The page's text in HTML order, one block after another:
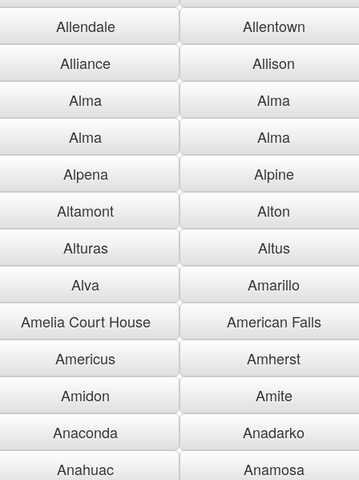
Allendale
Allentown
Alliance
Allison
Alma
Alma
Alma
Alma
Alpena
Alpine
Altamont
Alton
Alturas
Altus
Alva
Amarillo
Amelia Court House
American Falls
Americus
Amherst
Amidon
Amite
Anaconda
Anadarko
Anahuac
Anamosa